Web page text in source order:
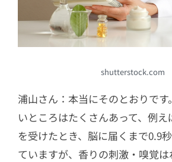
shutterstock.com
浦山さん：本当にそのとおりで
いところはたくさんあって、例
を受けたとき、脳に届くまで0.9
ていますが、香りの刺激・嗅覚